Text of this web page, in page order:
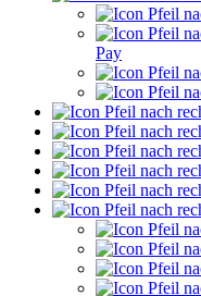
Pay